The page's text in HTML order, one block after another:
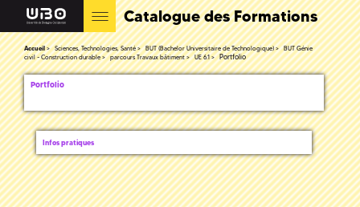
Catalogue des Formations
Accueil Sciences, Technologies, Santé BUT (Bachelor Universitaire de Technologique)
BUT Génie
civil - Construction durable
parcours Travaux bâtiment UE 6.1 Portfolio
Portfolio
Infos pratiques